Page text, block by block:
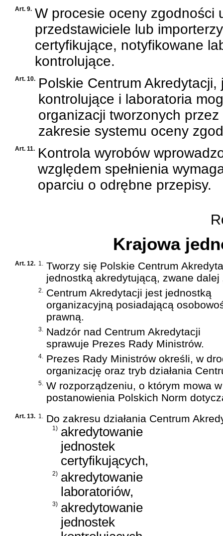
Art. 9. W procesie oceny zgodności
przedstawiciele lub
certyfikujące, notyfikowane
kontrolujące.
Art. 10. Polskie Centrum
kontrolujące i laboratoria
organizacji tworzonych
zakresie systemu oceny
Art. 11. Kontrola wyrobów
względem spełnienia
oparciu o odrębne przepisy.
Krajowa
Art. 12. 1. Tworzy się Polskie Centrum
jednostką akredytującą, zwane dalej
2. Centrum Akredytacji jest jednostką
organizacyjną posiadającą
prawną.
3. Nadzór nad Centrum Akredytacji
sprawuje Prezes Rady Ministrów.
4. Prezes Rady Ministrów określi, w
organizację oraz tryb działania
5. W rozporządzeniu, o którym mowa
postanowienia Polskich Norm
Art. 13. 1. Do zakresu działania Centrum
1) akredytowanie
jednostek
certyfikujących,
2) akredytowanie
laboratoriów,
3) akredytowanie
jednostek